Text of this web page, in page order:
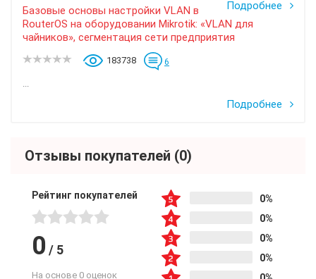
Подробнее
Базовые основы настройки VLAN в
RouterOS на оборудовании Mikrotik: «VLAN для
чайников», сегментация сети предприятия
183738 6
...
Подробнее
Отзывы покупателей (0)
Рейтинг покупателей
0 / 5
На основе 0 оценок
0%
0%
0%
0%